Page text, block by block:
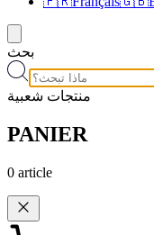
بحث
منتجات شعبية
PANIER
0 article